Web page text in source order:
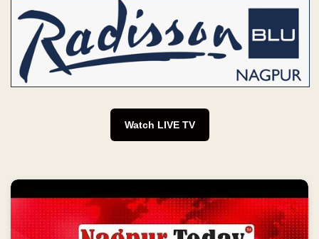
Watch LIVE TV